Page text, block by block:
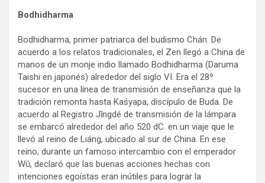
Bodhidharma
Bodhidharma, primer patriarca del budismo Chán. De
acuerdo a los relatos tradicionales, el Zen llegó a China de
manos de un monje indio llamado Bodhidharma (Daruma
Taishi en japonés) alrededor del siglo VI. Era el 28º
sucesor en una línea de transmisión de enseñanza que la
tradición remonta hasta Kaśyapa, discípulo de Buda. De
acuerdo al Registro Jǐngdé de transmisión de la lámpara
se embarcó alrededor del año 520 dC. en un viaje que le
llevó al reino de Liáng, ubicado al sur de China. En ese
reino, durante un famoso intercambio con el emperador
Wǔ, declaró que las buenas acciones hechas con
intenciones egoístas eran inútiles para lograr la